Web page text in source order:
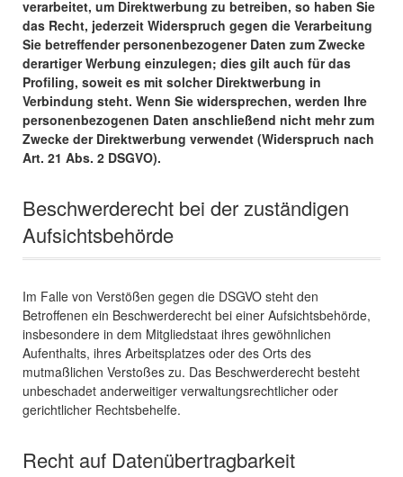
verarbeitet, um Direktwerbung zu betreiben, so haben Sie
das Recht, jederzeit Widerspruch gegen die Verarbeitung
Sie betreffender personenbezogener Daten zum Zwecke
derartiger Werbung einzulegen; dies gilt auch für das
Profiling, soweit es mit solcher Direktwerbung in
Verbindung steht. Wenn Sie widersprechen, werden Ihre
personenbezogenen Daten anschließend nicht mehr zum
Zwecke der Direktwerbung verwendet (Widerspruch nach
Art. 21 Abs. 2 DSGVO).
Beschwerderecht bei der zuständigen
Aufsichtsbehörde
Im Falle von Verstößen gegen die DSGVO steht den
Betroffenen ein Beschwerderecht bei einer Aufsichtsbehörde,
insbesondere in dem Mitgliedstaat ihres gewöhnlichen
Aufenthalts, ihres Arbeitsplatzes oder des Orts des
mutmaßlichen Verstoßes zu. Das Beschwerderecht besteht
unbeschadet anderweitiger verwaltungsrechtlicher oder
gerichtlicher Rechtsbehelfe.
Recht auf Datenübertragbarkeit